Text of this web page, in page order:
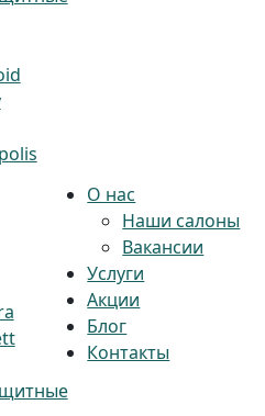
О нас
Наши салоны
Вакансии
Услуги
Акции
Блог
Контакты